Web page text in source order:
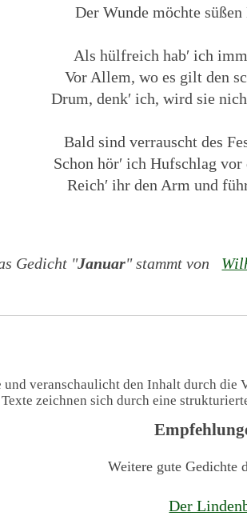
Der Wunde möchte süßen
Als hülfreich hab′ ich
Vor Allem, wo es gilt den
Drum, denk′ ich, wird sie
Bald sind verrauscht des
Schon hör′ ich Hufschlag
Reich′ ihr den Arm und
Gedicht "Januar" stammt von
und veranschaulicht den Inhalt durch
zeichnen sich durch eine
Weitere gute Gedichte
Der